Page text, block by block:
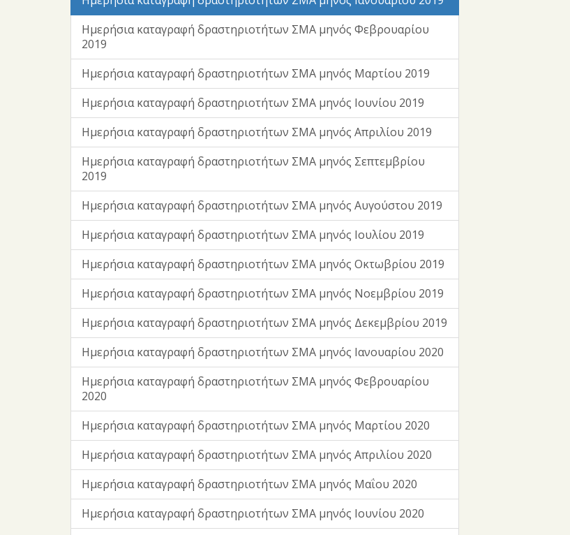
Ημερήσια καταγραφή δραστηριοτήτων ΣΜΑ μηνός Φεβρουαρίου
2019
Ημερήσια καταγραφή δραστηριοτήτων ΣΜΑ μηνός Μαρτίου 2019
Ημερήσια καταγραφή δραστηριοτήτων ΣΜΑ μηνός Ιουνίου 2019
Ημερήσια καταγραφή δραστηριοτήτων ΣΜΑ μηνός Απριλίου 2019
Ημερήσια καταγραφή δραστηριοτήτων ΣΜΑ μηνός Σεπτεμβρίου
2019
Ημερήσια καταγραφή δραστηριοτήτων ΣΜΑ μηνός Αυγούστου 2019
Ημερήσια καταγραφή δραστηριοτήτων ΣΜΑ μηνός Ιουλίου 2019
Ημερήσια καταγραφή δραστηριοτήτων ΣΜΑ μηνός Οκτωβρίου 2019
Ημερήσια καταγραφή δραστηριοτήτων ΣΜΑ μηνός Νοεμβρίου 2019
Ημερήσια καταγραφή δραστηριοτήτων ΣΜΑ μηνός Δεκεμβρίου 2019
Ημερήσια καταγραφή δραστηριοτήτων ΣΜΑ μηνός Ιανουαρίου 2020
Ημερήσια καταγραφή δραστηριοτήτων ΣΜΑ μηνός Φεβρουαρίου
2020
Ημερήσια καταγραφή δραστηριοτήτων ΣΜΑ μηνός Μαρτίου 2020
Ημερήσια καταγραφή δραστηριοτήτων ΣΜΑ μηνός Απριλίου 2020
Ημερήσια καταγραφή δραστηριοτήτων ΣΜΑ μηνός Μαΐου 2020
Ημερήσια καταγραφή δραστηριοτήτων ΣΜΑ μηνός Ιουνίου 2020